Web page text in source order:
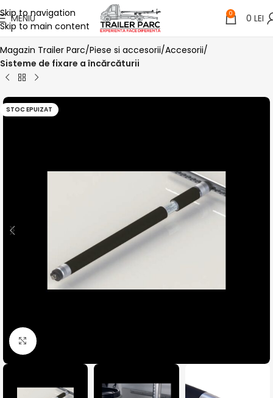
Skip to navigation
Skip to main content
MENIU 0 0 LEI
Magazin Trailer Parc Piese si accesorii Accesorii
Sisteme de fixare a încărcăturii
STOC EPUIZAT
Click pentru a mari